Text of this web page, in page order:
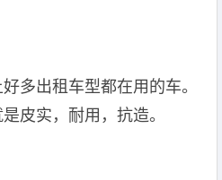
多出租车型都在用的车。
皮实，耐用，抗造。